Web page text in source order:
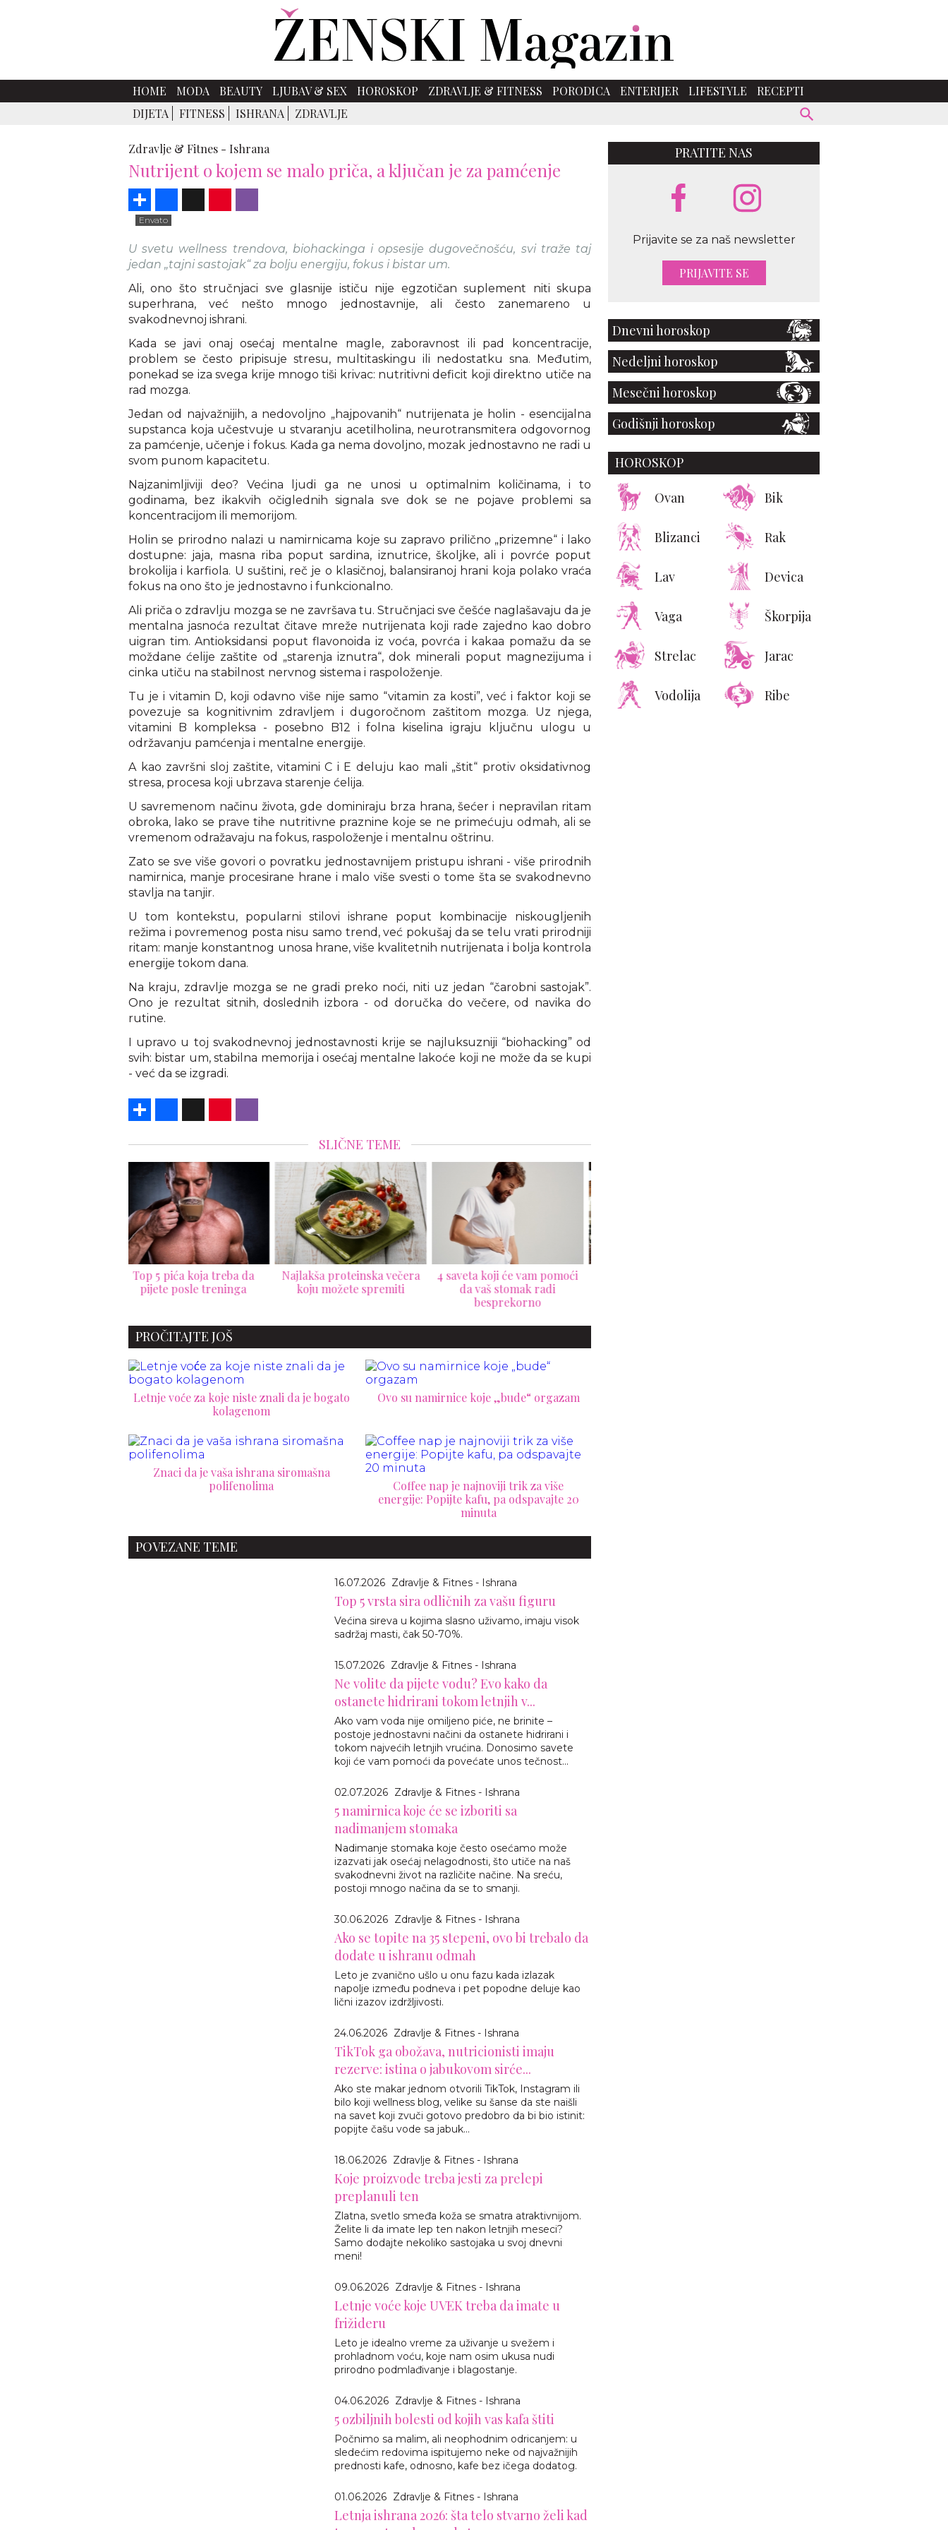
HOME MODA BEAUTY LJUBAV & SEX HOROSKOP ZDRAVLJE & FITNESS PORODICA ENTERIJER LIFESTYLE
RECEPTI
DIJETA
FITNESS ISHRANA ZDRAVLJE
Zdravlje & Fitnes - Ishrana
Nutrijent o kojem se malo priča, a ključan je za pamćenje
Envato
U svetu wellness trendova, biohackinga i opsesije dugovečnošću, svi traže taj
jedan „tajni sastojak“ za bolju energiju, fokus i bistar um.
Ali, ono što stručnjaci sve glasnije ističu nije egzotičan suplement niti skupa
superhrana, već nešto mnogo jednostavnije, ali često zanemareno u
svakodnevnoj ishrani.
Kada se javi onaj osećaj mentalne magle, zaboravnost ili pad koncentracije,
problem se često pripisuje stresu, multitaskingu ili nedostatku sna. Međutim,
ponekad se iza svega krije mnogo tiši krivac: nutritivni deficit koji direktno utiče na
rad mozga.
Jedan od najvažnijih, a nedovoljno „hajpovanih“ nutrijenata je holin - esencijalna
supstanca koja učestvuje u stvaranju acetilholina, neurotransmitera odgovornog
za pamćenje, učenje i fokus. Kada ga nema dovoljno, mozak jednostavno ne radi u
svom punom kapacitetu.
Najzanimljiviji deo? Većina ljudi ga ne unosi u optimalnim količinama, i to
godinama, bez ikakvih očiglednih signala sve dok se ne pojave problemi sa
koncentracijom ili memorijom.
Holin se prirodno nalazi u namirnicama koje su zapravo prilično „prizemne“ i lako
dostupne: jaja, masna riba poput sardina, iznutrice, školjke, ali i povrće poput
brokolija i karfiola. U suštini, reč je o klasičnoj, balansiranoj hrani koja polako vraća
fokus na ono što je jednostavno i funkcionalno.
Ali priča o zdravlju mozga se ne završava tu. Stručnjaci sve češće naglašavaju da je
mentalna jasnoća rezultat čitave mreže nutrijenata koji rade zajedno kao dobro
uigran tim. Antioksidansi poput flavonoida iz voća, povrća i kakaa pomažu da se
moždane ćelije zaštite od „starenja iznutra“, dok minerali poput magnezijuma i
cinka utiču na stabilnost nervnog sistema i raspoloženje.
Tu je i vitamin D, koji odavno više nije samo “vitamin za kosti”, već i faktor koji se
povezuje sa kognitivnim zdravljem i dugoročnom zaštitom mozga. Uz njega,
vitamini B kompleksa - posebno B12 i folna kiselina igraju ključnu ulogu u
održavanju pamćenja i mentalne energije.
A kao završni sloj zaštite, vitamini C i E deluju kao mali „štit“ protiv oksidativnog
stresa, procesa koji ubrzava starenje ćelija.
U savremenom načinu života, gde dominiraju brza hrana, šećer i nepravilan ritam
obroka, lako se prave tihe nutritivne praznine koje se ne primećuju odmah, ali se
vremenom odražavaju na fokus, raspoloženje i mentalnu oštrinu.
Zato se sve više govori o povratku jednostavnijem pristupu ishrani - više prirodnih
namirnica, manje procesirane hrane i malo više svesti o tome šta se svakodnevno
stavlja na tanjir.
U tom kontekstu, popularni stilovi ishrane poput kombinacije niskougljenih
režima i povremenog posta nisu samo trend, već pokušaj da se telu vrati prirodniji
ritam: manje konstantnog unosa hrane, više kvalitetnih nutrijenata i bolja kontrola
energije tokom dana.
Na kraju, zdravlje mozga se ne gradi preko noći, niti uz jedan “čarobni sastojak”.
Ono je rezultat sitnih, doslednih izbora - od doručka do večere, od navika do
rutine.
I upravo u toj svakodnevnoj jednostavnosti krije se najluksuzniji “biohacking” od
svih: bistar um, stabilna memorija i osećaj mentalne lakoće koji ne može da se kupi
- već da se izgradi.
SLIČNE TEME
Najlakša proteinska večera
koju možete spremiti
4 saveta koji će vam pomoći
da vaš stomak radi
Šta se sve dešava u našem
telu kada izbacimo kofein
PROČITAJTE JOŠ
Letnje voće za koje niste znali da je bogato
kolagenom
Ovo su namirnice koje „bude“ orgazam
Znaci da je vaša ishrana siromašna
polifenolima
Coffee nap je najnoviji trik za više
energije: Popijte kafu, pa odspavajte 20
minuta
POVEZANE TEME
16.07.2026 Zdravlje & Fitnes - Ishrana
Top 5 vrsta sira odličnih za vašu figuru
Većina sireva u kojima slasno uživamo, imaju visok
sadržaj masti, čak 50-70%.
15.07.2026 Zdravlje & Fitnes - Ishrana
Ne volite da pijete vodu? Evo kako da
ostanete hidrirani tokom letnjih v...
Ako vam voda nije omiljeno piće, ne brinite –
postoje jednostavni načini da ostanete hidrirani i
tokom najvećih letnjih vrućina. Donosimo savete
koji će vam pomoći da povećate unos tečnost...
02.07.2026 Zdravlje & Fitnes - Ishrana
5 namirnica koje će se izboriti sa
nadimanjem stomaka
Nadimanje stomaka koje često osećamo može
izazvati jak osećaj nelagodnosti, što utiče na naš
svakodnevni život na različite načine. Na sreću,
postoji mnogo načina da se to smanji.
30.06.2026 Zdravlje & Fitnes - Ishrana
Ako se topite na 35 stepeni, ovo bi trebalo da
dodate u ishranu odmah
Leto je zvanično ušlo u onu fazu kada izlazak
napolje između podneva i pet popodne deluje kao
lični izazov izdržljivosti.
24.06.2026 Zdravlje & Fitnes - Ishrana
TikTok ga obožava, nutricionisti imaju
rezerve: istina o jabukovom sirće...
Ako ste makar jednom otvorili TikTok, Instagram ili
bilo koji wellness blog, velike su šanse da ste naišli
na savet koji zvuči gotovo predobro da bi bio istinit:
popijte čašu vode sa jabuk...
18.06.2026 Zdravlje & Fitnes - Ishrana
Koje proizvode treba jesti za prelepi
preplanuli ten
Zlatna, svetlo smeđa koža se smatra atraktivnijom.
Želite li da imate lep ten nakon letnjih meseci?
Samo dodajte nekoliko sastojaka u svoj dnevni
meni!
09.06.2026 Zdravlje & Fitnes - Ishrana
Letnje voće koje UVEK treba da imate u
frižideru
Leto je idealno vreme za uživanje u svežem i
prohladnom voću, koje nam osim ukusa nudi
prirodno podmlađivanje i blagostanje.
04.06.2026 Zdravlje & Fitnes - Ishrana
5 ozbiljnih bolesti od kojih vas kafa štiti
Počnimo sa malim, ali neophodnim odricanjem: u
sledećim redovima ispitujemo neke od najvažnijih
prednosti kafe, odnosno, kafe bez ičega dodatog.
01.06.2026 Zdravlje & Fitnes - Ishrana
Letnja ishrana 2026: šta telo stvarno želi kad
PRATITE NAS
Prijavite se za naš newsletter
PRIJAVITE SE
Dnevni horoskop
Nedeljni horoskop
Mesečni horoskop
Godišnji horoskop
HOROSKOP
Ovan Bik
Blizanci Rak
Lav Devica
Vaga Škorpija
Strelac Jarac
Vodolija Ribe